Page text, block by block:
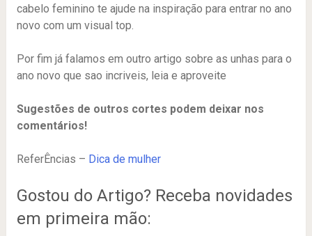
cabelo feminino te ajude na inspiração para entrar no ano
novo com um visual top.
Por fim já falamos em outro artigo sobre as unhas para o
ano novo que sao incriveis, leia e aproveite
Sugestões de outros cortes podem deixar nos
comentários!
ReferÊncias – Dica de mulher
Gostou do Artigo? Receba novidades
em primeira mão: